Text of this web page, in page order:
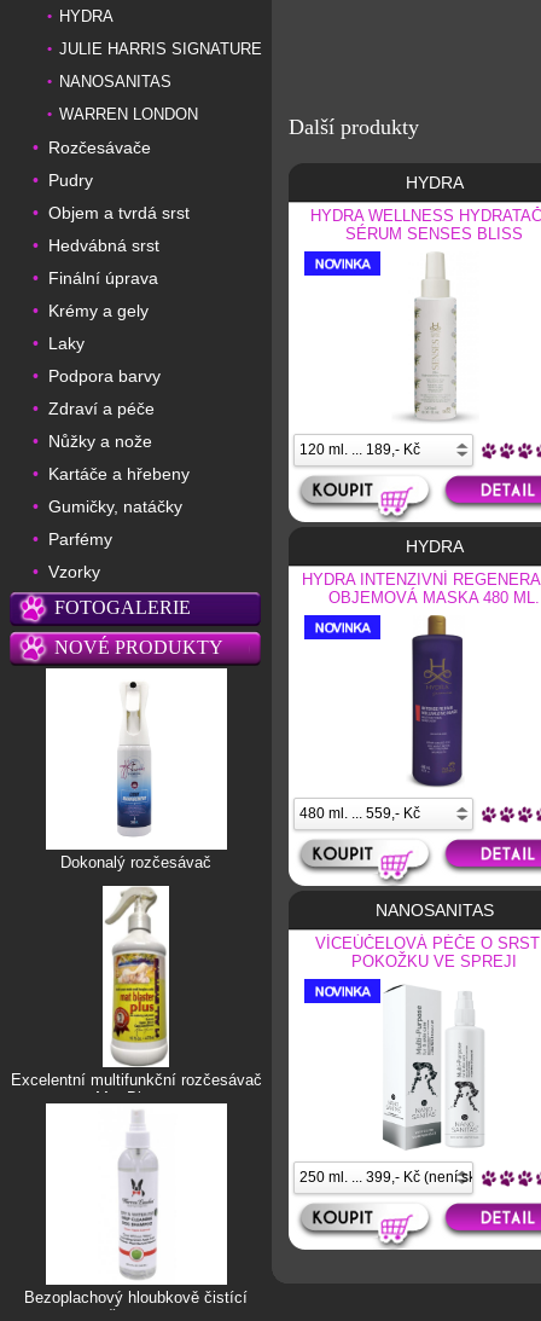
• HYDRA
• JULIE HARRIS SIGNATURE
• NANOSANITAS
• WARREN LONDON
• Rozčesávače
• Pudry
• Objem a tvrdá srst
• Hedvábná srst
• Finální úprava
• Krémy a gely
• Laky
• Podpora barvy
• Zdraví a péče
• Nůžky a nože
• Kartáče a hřebeny
• Gumičky, natáčky
• Parfémy
• Vzorky
FOTOGALERIE
NOVÉ PRODUKTY
Dokonalý rozčesávač
Excelentní multifunkční rozčesávač
Mat Blaster
Bezoplachový hloubkově čistící
šampon
Další produkty
HYDRA
HYDRA WELLNESS
SÉRUM SENSES BLISS
HYDRA
HYDRA INTENZIVNÍ
OBJEMOVÁ MASKA 480 ML.
NANOSANITAS
VÍCEÚČELOVÁ PÉČE O
POKOŽKU VE SPREJI